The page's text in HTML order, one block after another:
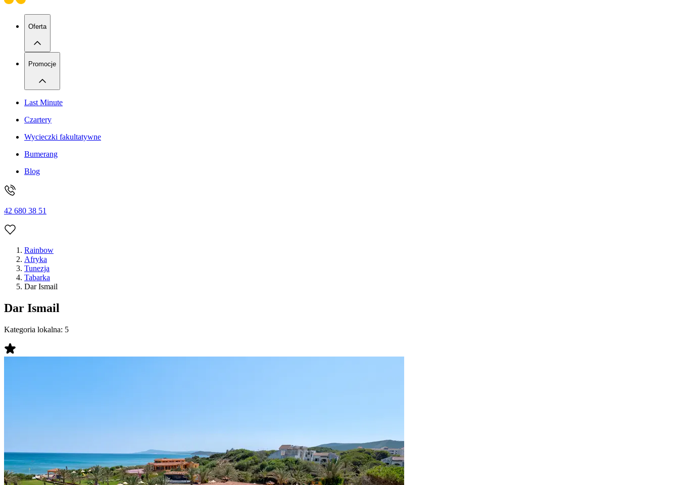
Oferta
Promocje
Last Minute
Czartery
Wycieczki fakultatywne
Bumerang
Blog
42 680 38 51
Rainbow
Afryka
Tunezja
Tabarka
Dar Ismail
Dar Ismail
Kategoria lokalna: 5